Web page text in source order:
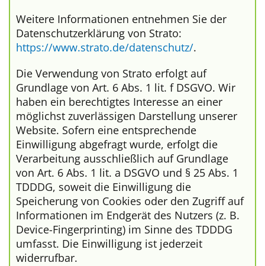
Weitere Informationen entnehmen Sie der
Datenschutzerklärung von Strato:
https://www.strato.de/datenschutz/.
Die Verwendung von Strato erfolgt auf
Grundlage von Art. 6 Abs. 1 lit. f DSGVO. Wir
haben ein berechtigtes Interesse an einer
möglichst zuverlässigen Darstellung unserer
Website. Sofern eine entsprechende
Einwilligung abgefragt wurde, erfolgt die
Verarbeitung ausschließlich auf Grundlage
von Art. 6 Abs. 1 lit. a DSGVO und § 25 Abs. 1
TDDDG, soweit die Einwilligung die
Speicherung von Cookies oder den Zugriff auf
Informationen im Endgerät des Nutzers (z. B.
Device-Fingerprinting) im Sinne des TDDDG
umfasst. Die Einwilligung ist jederzeit
widerrufbar.